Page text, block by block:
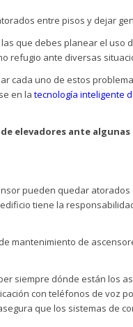
entre pisos y dejar
que debes planear el uso
refugio ante diversas
cada uno de estos
en la tecnología inteligente
elevadores ante
pueden quedar
tiene la
mantenimiento de
siempre dónde están los
con teléfonos de voz
que los sistemas de